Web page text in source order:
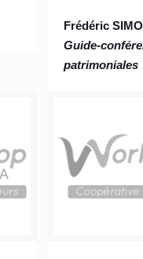
Frédéric
Guide-
patrimoniales